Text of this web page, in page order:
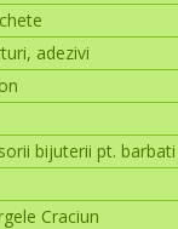
adezivi
bijuterii pt. barbati
Craciun